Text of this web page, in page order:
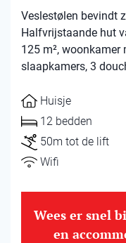
Veslestølen bevindt
Halfvrijstaande hut
125 m², woonkamer
slaapkamers, 3
Huisje
12 bedden
50m tot de lift
Wifi
Wees er snel
en